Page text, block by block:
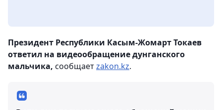
Президент Республики Касым-Жомарт Токаев
ответил на видеообращение дунганского
мальчика, сообщаетzakon.kz.